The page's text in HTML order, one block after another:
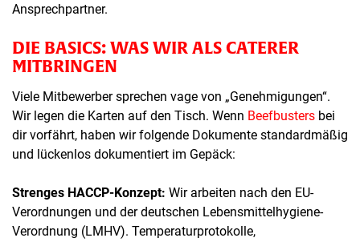
Ansprechpartner.
DIE BASICS: WAS WIR ALS CATERER
MITBRINGEN
Viele Mitbewerber sprechen vage von „Genehmigungen“.
Wir legen die Karten auf den Tisch. Wenn Beefbusters bei
dir vorfährt, haben wir folgende Dokumente standardmäßig
und lückenlos dokumentiert im Gepäck:
Strenges HACCP-Konzept: Wir arbeiten nach den EU-
Verordnungen und der deutschen Lebensmittelhygiene-
Verordnung (LMHV). Temperaturprotokolle,